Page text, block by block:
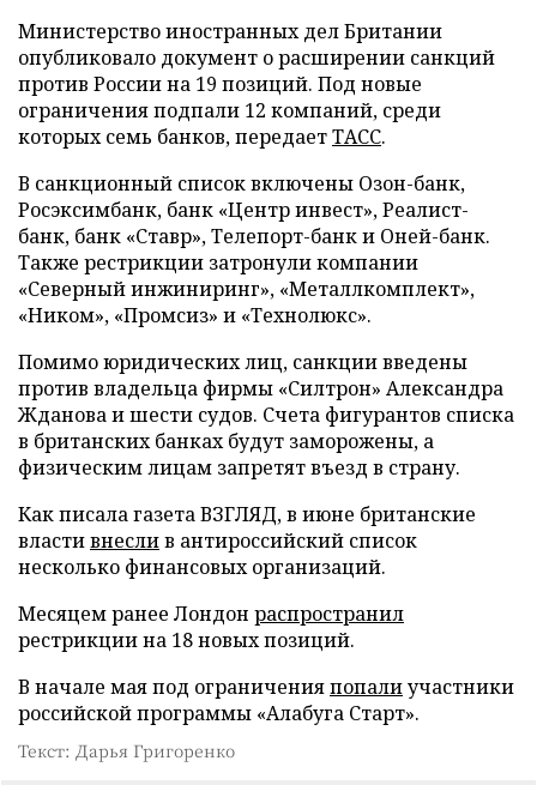
Министерство иностранных дел Британии
опубликовало документ о расширении санкций
против России на 19 позиций. Под новые
ограничения подпали 12 компаний, среди
которых семь банков, передаетТАСС.
В санкционный список включены Озон-банк,
Росэксимбанк, банк «Центр инвест», Реалист-
банк, банк «Ставр», Телепорт-банк и Оней-банк.
Также рестрикции затронули компании
«Северный инжиниринг», «Металлкомплект»,
«Ником», «Промсиз» и «Технолюкс».
Помимо юридических лиц, санкции введены
против владельца фирмы «Силтрон» Александра
Жданова и шести судов. Счета фигурантов списка
в британских банках будут заморожены, а
физическим лицам запретят въезд в страну.
Как писала газета ВЗГЛЯД, в июне британские
властивнеслив антироссийский список
несколько финансовых организаций.
Месяцем ранее Лондон распространил
рестрикции на 18 новых позиций.
В начале мая под ограниченияпопалиучастники
российской программы «Алабуга Старт».
Текст: Дарья Григоренко